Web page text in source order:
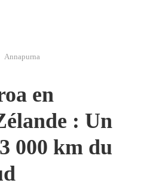
Annapurna
en
: Un
000 km du